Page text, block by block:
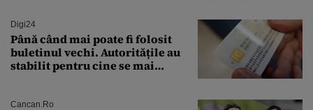
Digi24
Până când mai poate fi folosit
buletinul vechi. Autoritățile au
stabilit pentru cine se mai
Cancan.ro